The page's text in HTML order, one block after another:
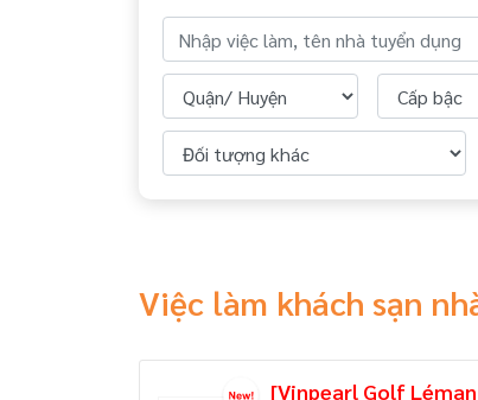
Việc làm khách sạn
[Vinpearl Golf